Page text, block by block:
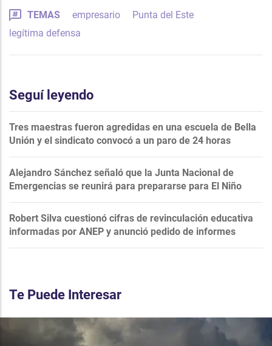
TEMAS empresario
Punta del Este
legítima defensa
Seguí leyendo
Tres maestras fueron agredidas en una escuela de Bella
Unión y el sindicato convocó a un paro de 24 horas
Alejandro Sánchez señaló que la Junta Nacional de
Emergencias se reunirá para prepararse para El Niño
Robert Silva cuestionó cifras de revinculación educativa
informadas por ANEP y anunció pedido de informes
Te Puede Interesar